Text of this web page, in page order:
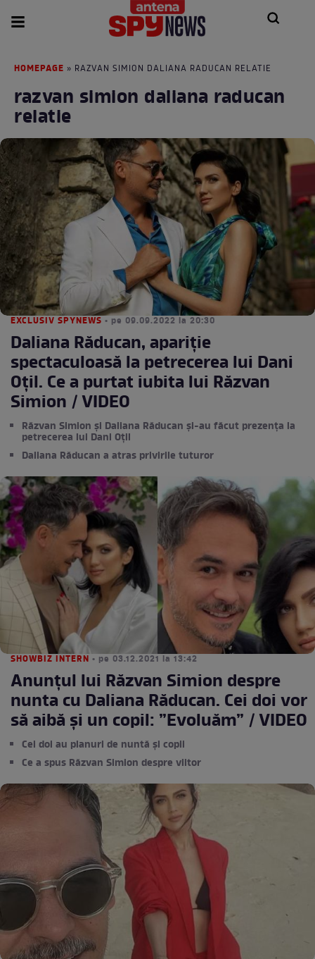
HOMEPAGE » RAZVAN SIMION DALIANA RADUCAN RELATIE
razvan simion daliana raducan
relatie
EXCLUSIV SPYNEWS • pe 09.09.2022 la 20:30
Daliana Răducan, apariție
spectaculoasă la petrecerea lui Dani
Oțil. Ce a purtat iubita lui Răzvan
Simion / VIDEO
Răzvan Simion și Daliana Răducan și-au făcut prezența la
petrecerea lui Dani Oțil
Daliana Răducan a atras privirile tuturor
SHOWBIZ INTERN • pe 03.12.2021 la 13:42
Anunțul lui Răzvan Simion despre
nunta cu Daliana Răducan. Cei doi vor
să aibă și un copil: ”Evoluăm” / VIDEO
Cei doi au planuri de nuntă și copii
Ce a spus Răzvan Simion despre viitor